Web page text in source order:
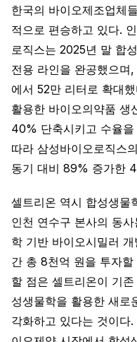
한국의 바이오제조업체
적으로 편승하고 있다.
로직스는 2025년 말 합
전용 라인을 완공했으며
에서 52만 리터로 확대
활용한 바이오의약품 생
40% 단축시키고 수율
따라 삼성바이오로직스
동기 대비 89% 증가한
셀트리온 역시 합성생물
인천 연수구 본사의 동
학 기반 바이오시밀러
간 총 8천억 원을 투자
할 점은 셀트리온이 기
성생물학을 활용한 새로
각화하고 있다는 것이다